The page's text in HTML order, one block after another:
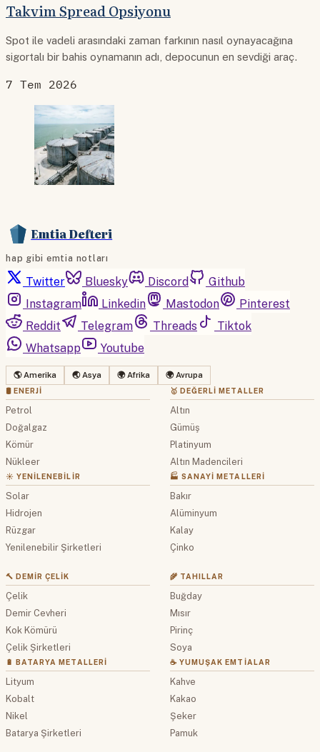
Takvim Spread Opsiyonu
Spot ile vadeli arasındaki zaman farkının nasıl oynayacağına
sigortalı bir bahis oynamanın adı, depocunun en sevdiği araç.
7 Tem 2026
Emtia Defteri
hap gibi emtia notları
Twitter Bluesky Discord
Github
Instagram
Linkedin Mastodon
Pinterest
Reddit
Telegram Threads
Tiktok
Whatsapp
Youtube
🌎 Amerika 🌏 Asya 🌍 Afrika 🌍 Avrupa
🛢 ENERJI
Petrol
Doğalgaz
Kömür
Nükleer
☀️ YENILENEBILIR
Solar
Hidrojen
Rüzgar
Yenilenebilir Şirketleri
🥇 DEĞERLI METALLER
Altın
Gümüş
Platinyum
Altın Madencileri
🏭 SANAYI METALLERI
Bakır
Alüminyum
Kalay
Çinko
🔨 DEMIR ÇELIK
Çelik
Demir Cevheri
Kok Kömürü
Çelik Şirketleri
🔋 BATARYA METALLERI
Lityum
Kobalt
Nikel
Batarya Şirketleri
🌾 TAHILLAR
Buğday
Mısır
Pirinç
Soya
☕ YUMUŞAK EMTIALAR
Kahve
Kakao
Şeker
Pamuk